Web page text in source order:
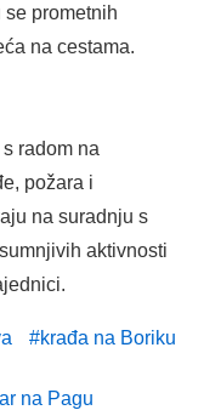
prometnih
na cestama.
radom na
požara i
na suradnju s
aktivnosti
krađa na Boriku
na Pagu